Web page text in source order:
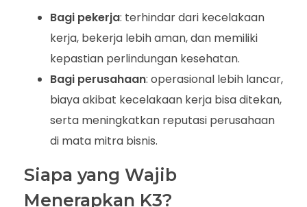
Bagi pekerja: terhindar dari kecelakaan
kerja, bekerja lebih aman, dan memiliki
kepastian perlindungan kesehatan.
Bagi perusahaan: operasional lebih lancar,
biaya akibat kecelakaan kerja bisa ditekan,
serta meningkatkan reputasi perusahaan
di mata mitra bisnis.
Siapa yang Wajib
Menerapkan K3?